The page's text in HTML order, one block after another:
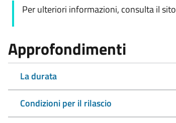
Per ulteriori informazioni, consulta il sito
Approfondimenti
La durata
Condizioni per il rilascio